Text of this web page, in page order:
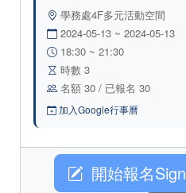
學務處4F多元活動空間
2024-05-13 ~ 2024-05-13
18:30 ~ 21:30
時數 3
名額 30 / 已報名 30
加入Google行事曆
開始報名